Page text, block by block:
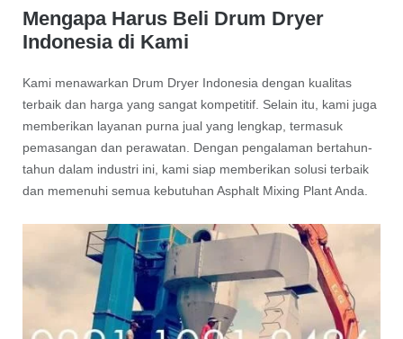
Mengapa Harus Beli Drum Dryer
Indonesia di Kami
Kami menawarkan Drum Dryer Indonesia dengan kualitas
terbaik dan harga yang sangat kompetitif. Selain itu, kami juga
memberikan layanan purna jual yang lengkap, termasuk
pemasangan dan perawatan. Dengan pengalaman bertahun-
tahun dalam industri ini, kami siap memberikan solusi terbaik
dan memenuhi semua kebutuhan Asphalt Mixing Plant Anda.